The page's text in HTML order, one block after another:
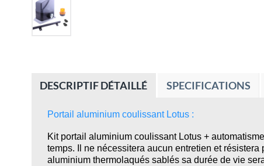
DESCRIPTIF DÉTAILLÉ SPECIFICATIONS
Portail aluminium coulissant Lotus :
Kit portail aluminium coulissant Lotus +
temps. Il ne nécessitera aucun entretien et
aluminium thermolaqués sablés sa durée de vie